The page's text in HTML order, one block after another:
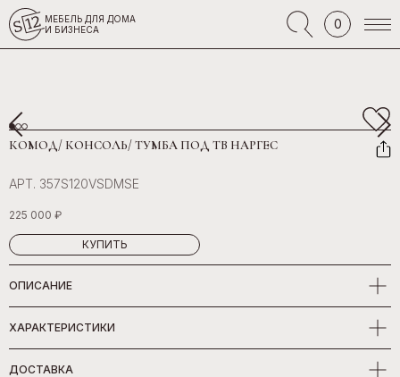
МЕБЕЛЬ ДЛЯ ДОМА
И БИЗНЕСА
0
КОМОД/ КОНСОЛЬ/ ТУМБА ПОД ТВ НАРГЕС
АРТ. 357S120VSDMSE
225 000 ₽
КУПИТЬ
ОПИСАНИЕ
ХАРАКТЕРИСТИКИ
ДОСТАВКА